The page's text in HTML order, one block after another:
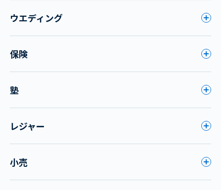
ウエディング
保険
塾
レジャー
小売